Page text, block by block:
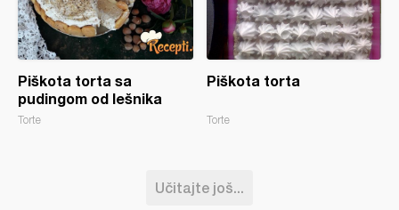
Piškota torta sa
pudingom od lešnika
Torte
Piškota torta
Torte
Učitajte još...